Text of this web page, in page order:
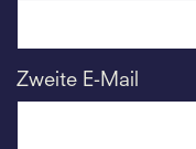
Zweite E-Mail